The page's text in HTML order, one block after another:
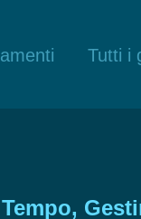
Tutti i